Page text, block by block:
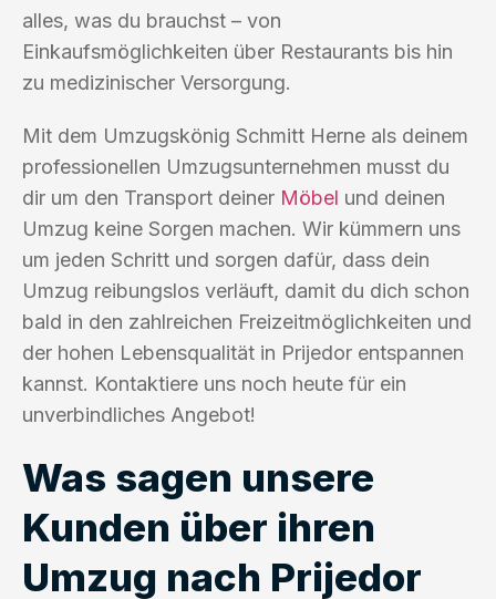
alles, was du brauchst – von
Einkaufsmöglichkeiten über Restaurants bis hin
zu medizinischer Versorgung.
Mit dem Umzugskönig Schmitt Herne als deinem
professionellen Umzugsunternehmen musst du
dir um den Transport deiner Möbel und deinen
Umzug keine Sorgen machen. Wir kümmern uns
um jeden Schritt und sorgen dafür, dass dein
Umzug reibungslos verläuft, damit du dich schon
bald in den zahlreichen Freizeitmöglichkeiten und
der hohen Lebensqualität in Prijedor entspannen
kannst. Kontaktiere uns noch heute für ein
unverbindliches Angebot!
Was sagen unsere
Kunden über ihren
Umzug nach Prijedor